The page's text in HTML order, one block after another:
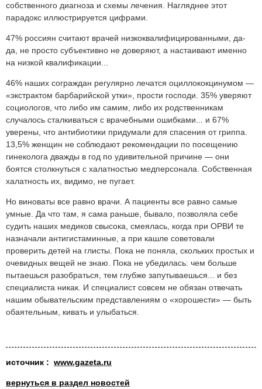
собственного диагноза и схемы лечения. Нагляднее этот
парадокс иллюстрируется цифрами.
47% россиян считают врачей низкоквалифицированными, да-
да, не просто субъективно не доверяют, а настаивают именно
на низкой квалификации...
46% наших сограждан регулярно лечатся оциллококцинумом —
«экстрактом барбарийской утки», прости господи. 35% уверяют
социологов, что либо им самим, либо их родственникам
случалось сталкиваться с врачебными ошибками... и 67%
уверены, что антибиотики придумали для спасения от гриппа.
13,5% женщин не соблюдают рекомендации по посещению
гинеколога дважды в год по удивительной причине — они
боятся столкнуться с халатностью медперсонала. Собственная
халатность их, видимо, не пугает.
Но виноваты все равно врачи. А пациенты все равно самые
умные. Да что там, я сама раньше, бывало, позволяла себе
судить наших медиков свысока, смеялась, когда при ОРВИ те
назначали антигистаминные, а при кашле советовали
проверить детей на глисты. Пока не поняла, скольких простых и
очевидных вещей не знаю. Пока не убедилась: чем больше
пытаешься разобраться, тем глубже запутываешься... и без
специалиста никак. И специалист совсем не обязан отвечать
нашим обывательским представлениям о «хорошести» — быть
обаятельным, кивать и улыбаться.
источник : www.gazeta.ru
вернуться в раздел новостей